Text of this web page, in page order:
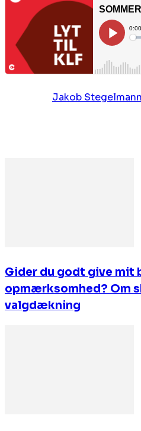
Jakob
Gider du godt give mit
opmærksomhed? Om
valgdækning